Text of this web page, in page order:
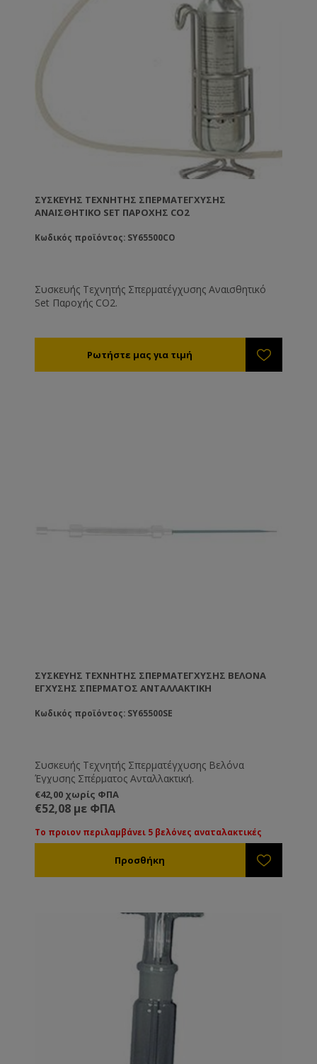
ΣΥΣΚΕΥΉΣ ΤΕΧΝΗΤΉΣ ΣΠΕΡΜΑΤΈΓΧΥΣΗΣ
ΑΝΑΙΣΘΗΤΙΚΌ SET ΠΑΡΟΧΉΣ CO2
Κωδικός προϊόντος: SY65500CO
Συσκευής Τεχνητής Σπερματέγχυσης Αναισθητικό
Set Παροχής CO2.
ΣΥΣΚΕΥΉΣ ΤΕΧΝΗΤΉΣ ΣΠΕΡΜΑΤΈΓΧΥΣΗΣ ΒΕΛΌΝΑ
ΈΓΧΥΣΗΣ ΣΠΈΡΜΑΤΟΣ ΑΝΤΑΛΛΑΚΤΙΚΉ
Κωδικός προϊόντος: SY65500SE
Συσκευής Τεχνητής Σπερματέγχυσης Βελόνα
Έγχυσης Σπέρματος Ανταλλακτική.
€42,00 χωρίς ΦΠΑ
€52,08 με ΦΠΑ
Το προιον περιλαμβάνει 5 βελόνες αναταλακτικές